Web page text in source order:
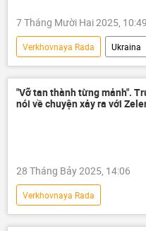
7 Tháng Mười Hai 2025, 10:49
Verkhovnaya Rada
Ukraina
Cuộc khủng hoảng ở Ukraina
Thế giới
Hoa Kỳ
xung đột
"Vỡ tan thành từng mảnh".
nói về chuyện xảy ra với
28 Tháng Bảy 2025, 14:06
Verkhovnaya Rada
Chiến dịch quân sự đặc biệt tại